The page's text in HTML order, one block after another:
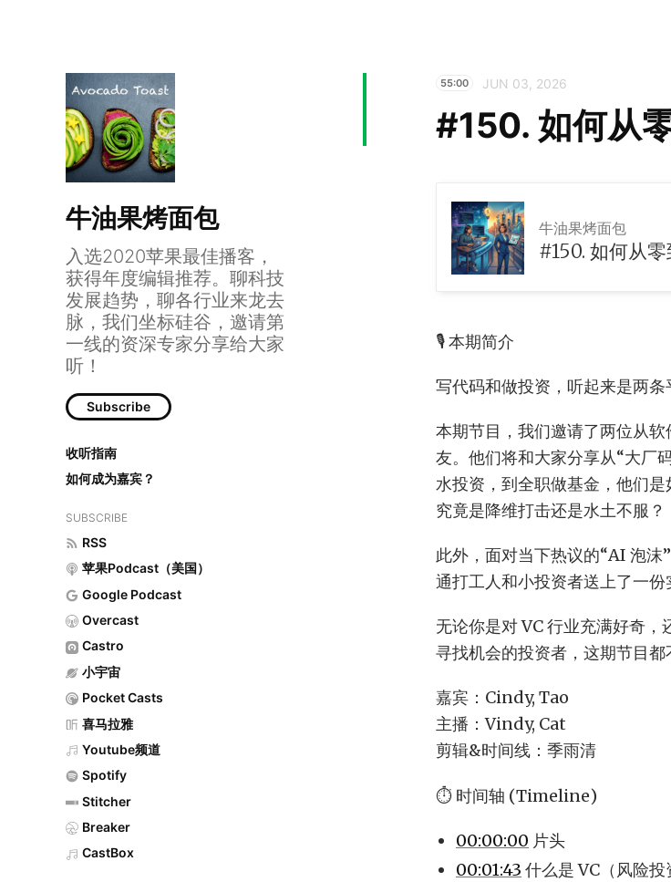
牛油果烤面包
入选2020苹果最佳播客，
获得年度编辑推荐。聊科技
发展趋势，聊各行业来龙去
脉，我们坐标硅谷，邀请第
一线的资深专家分享给大家
听！
Subscribe
收听指南
如何成为嘉宾？
SUBSCRIBE
RSS
苹果Podcast（美国）
Google Podcast
Overcast
Castro
小宇宙
Pocket Casts
喜马拉雅
Youtube频道
Spotify
Stitcher
Breaker
CastBox
55:00 JUN 03, 2026
#150. 如何从
牛油果烤面包
#150. 如何从
🎙️ 本期简介
写代码和做投资，听起来是两
本期节目，我们邀请了两位从
友。他们将和大家分享从“大厂
水投资，到全职做基金，他们
究竟是降维打击还是水土不服？
此外，面对当下热议的“AI 泡沫
通打工人和小投资者送上了一份
无论你是对 VC 行业充满好奇
寻找机会的投资者，这期节目都
嘉宾：Cindy, Tao
主播：Vindy, Cat
剪辑&时间线：季雨清
⏱️ 时间轴 (Timeline)
00:00:00 片头
00:01:43 什么是 VC（风险